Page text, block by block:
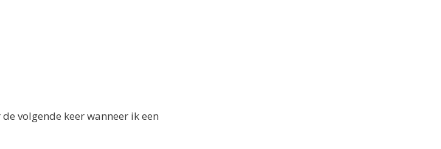
volgende keer wanneer ik een